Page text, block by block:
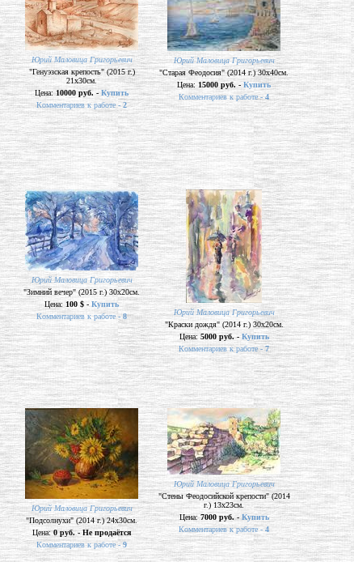
Юрий Маловица Григорьевич
"Генуэзская крепость" (2015 г.)
21х30см.
Цена: 10000 руб. - Купить
Комментариев к работе - 2
Юрий Маловица Григорьевич
"Старая Феодосия" (2014 г.) 30х40см.
Цена: 15000 руб. - Купить
Комментариев к работе -4
Юрий Маловица Григорьевич
"Зимний вечер" (2015 г.) 30х20см.
Цена: 100 $ - Купить
Комментариев к работе -8
Юрий Маловица Григорьевич
"Краски дождя" (2014 г.) 30х20см.
Цена: 5000 руб. - Купить
Комментариев к работе -7
Юрий Маловица Григорьевич
"Подсолнухи" (2014 г.) 24х30см.
Цена:0 руб. - Не продаётся
Комментариев к работе -9
Юрий Маловица Григорьевич
"Стены Феодосийской крепости" (2014
г.) 13х23см.
Цена:7000 руб. - Купить
Комментариев к работе -4